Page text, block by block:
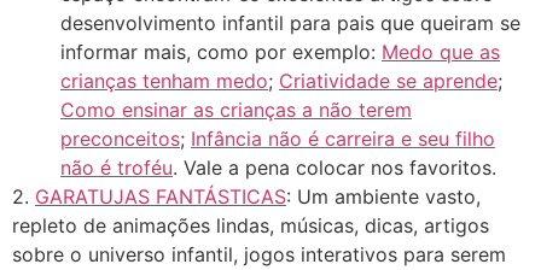
desenvolvimento infantil para pais que queiram se
informar mais, como por exemplo: Medo que as
crianças tenham medo; Criatividade se aprende;
Como ensinar as crianças a não terem
preconceitos; Infância não é carreira e seu filho
não é troféu. Vale a pena colocar nos favoritos.
2. GARATUJAS FANTÁSTICAS: Um ambiente vasto,
repleto de animações lindas, músicas, dicas, artigos
sobre o universo infantil, jogos interativos para serem